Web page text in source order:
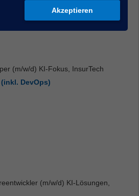
(m/w/d) KI-Fokus, InsurTech
DevOps)
(m/w/d) KI-Lösungen,
Akzeptieren